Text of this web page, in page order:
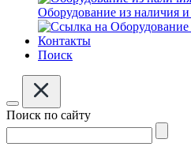
Оборудование из наличия
Контакты
Поиск
Поиск по сайту